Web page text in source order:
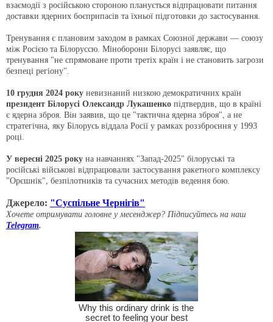
взаємодії з російською стороною планується відпрацювати питання
доставки ядерних боєприпасів та їхньої підготовки до застосування.
Тренування є плановим заходом в рамках Союзної держави — союзу
між Росією та Білоруссю. Міноборони Білорусі заявляє, що
тренування "не спрямоване проти третіх країн і не становить загрози
безпеці регіону".
10 грудня 2024 року невизнаний низкою демократичних країн
президент Білорусі Олександр Лукашенко підтвердив, що в країні
є ядерна зброя. Він заявив, що це "тактична ядерна зброя", а не
стратегічна, яку Білорусь віддала Росії у рамках роззброєння у 1993
році.
У вересні 2025 року на навчаннях "Запад‑2025" білоруські та
російські військові відпрацювали застосування ракетного комплексу
"Орєшнік", безпілотників та сучасних методів ведення бою.
Джерело: "Суспільне Чернігів"
Хочете отримувати головне у месенджер? Підписуйтесь на наш
Telegram.